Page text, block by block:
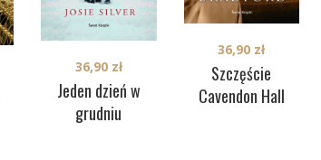
Jeden dzień w
grudniu
36,90 zł
Szczęście
Cavendon Hall
36,90 zł